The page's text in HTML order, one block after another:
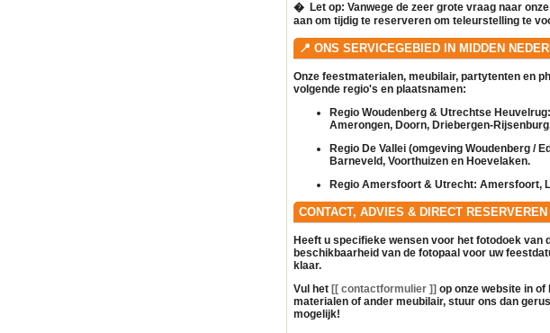
� ️ Let op: Vanwege de zeer grote vraag naar onze
aan om tijdig te reserveren om teleurstelling te
📍 ONS SERVICEGEBIED IN MIDDEN
Onze feestmaterialen, meubilair, partytenten en
volgende regio's en plaatsnamen:
Regio Woudenberg & Utrechtse Heuvelrug:
Amerongen, Doorn, Driebergen-
Regio De Vallei (omgeving Woudenberg /
Barneveld, Voorthuizen en Hoevelaken.
Regio Amersfoort & Utrecht: Amersfoort,
CONTACT, ADVIES & DIRECT RESERVEREN
Heeft u specifieke wensen voor het fotodoek van
beschikbaarheid van de fotopaal voor uw
klaar.
Vul het [[ contactformulier ]] op onze website in of
materialen of ander meubilair, stuur ons dan
mogelijk!